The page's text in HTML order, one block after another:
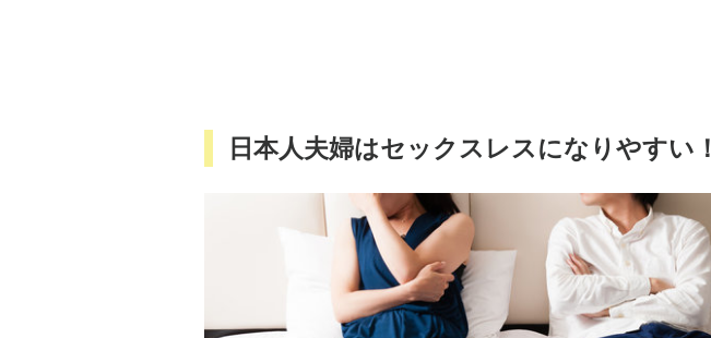
日本人夫婦はセックスレスになりやすい！